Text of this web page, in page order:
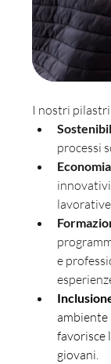
I nostri
processi
lavorative.
e
ambiente
favorisce
giovani.